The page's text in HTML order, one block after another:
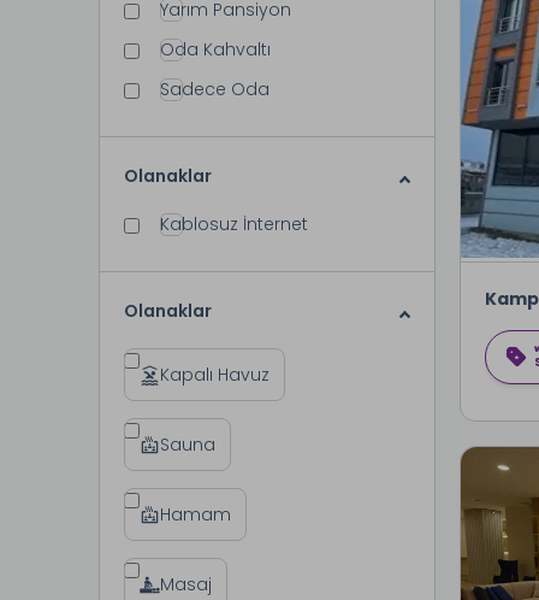
Yarım Pansiyon
Oda Kahvaltı
Sadece Oda
Olanaklar
Kablosuz İnternet
Olanaklar
Kapalı Havuz
Sauna
Hamam
Masaj